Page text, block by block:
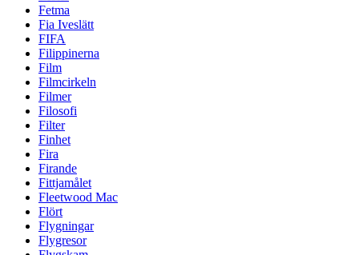
Fetma
Fia Iveslätt
FIFA
Filippinerna
Film
Filmcirkeln
Filmer
Filosofi
Filter
Finhet
Fira
Firande
Fittjamålet
Fleetwood Mac
Flört
Flygningar
Flygresor